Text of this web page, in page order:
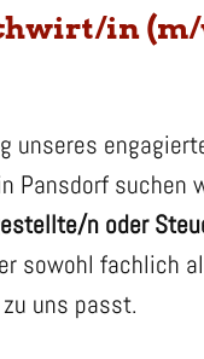
in
unseres
Pansdorf suchen
n oder
sowohl fachlich
uns passt.